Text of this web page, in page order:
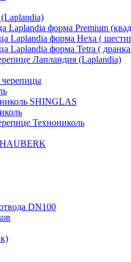
Laplandia форма Premium
Laplandia форма Hexa (
Laplandia форма Tetra (
Лапландия (Laplandia)
SHINGLAS
Технониколь
HAUBERK
DN100